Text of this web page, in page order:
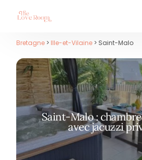
Bretagne > Ille-et-Vilaine > Saint-Malo
Saint-Malo :
avec jacuzzi
HOT